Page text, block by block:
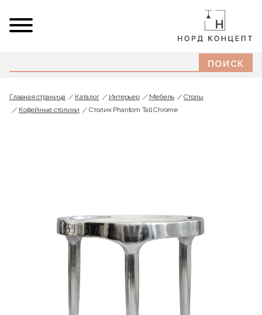
Главная страница Каталог Интерьер Мебель
Cтолы
Кофейные столики
Столик Phantom Tall Chrome